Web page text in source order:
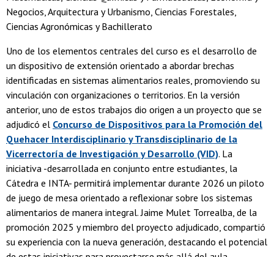
Negocios, Arquitectura y Urbanismo, Ciencias Forestales,
Ciencias Agronómicas y Bachillerato
Uno de los elementos centrales del curso es el desarrollo de
un dispositivo de extensión orientado a abordar brechas
identificadas en sistemas alimentarios reales, promoviendo su
vinculación con organizaciones o territorios. En la versión
anterior, uno de estos trabajos dio origen a un proyecto que se
adjudicó el Concurso de Dispositivos para la Promoción del
Quehacer Interdisciplinario y Transdisciplinario de la
Vicerrectoría de Investigación y Desarrollo (VID). La
iniciativa -desarrollada en conjunto entre estudiantes, la
Cátedra e INTA- permitirá implementar durante 2026 un piloto
de juego de mesa orientado a reflexionar sobre los sistemas
alimentarios de manera integral. Jaime Mulet Torrealba, de la
promoción 2025 y miembro del proyecto adjudicado, compartió
su experiencia con la nueva generación, destacando el potencial